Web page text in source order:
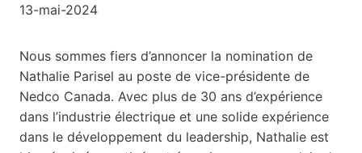
13-mai-2024
Nous sommes fiers d’annoncer la nomination de
Nathalie Parisel au poste de vice-présidente de
Nedco Canada. Avec plus de 30 ans d’expérience
dans l’industrie électrique et une solide expérience
dans le développement du leadership, Nathalie est